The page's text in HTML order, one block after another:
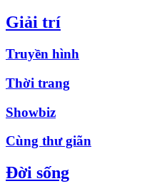
Giải trí
Truyền hình
Thời trang
Showbiz
Cùng thư giãn
Đời sống